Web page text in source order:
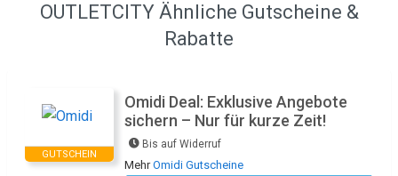
OUTLETCITY Ähnliche Gutscheine &
Rabatte
GUTSCHEIN
Omidi Deal: Exklusive Angebote
sichern – Nur für kurze Zeit!
Bis auf Widerruf
MehrOmidi Gutscheine